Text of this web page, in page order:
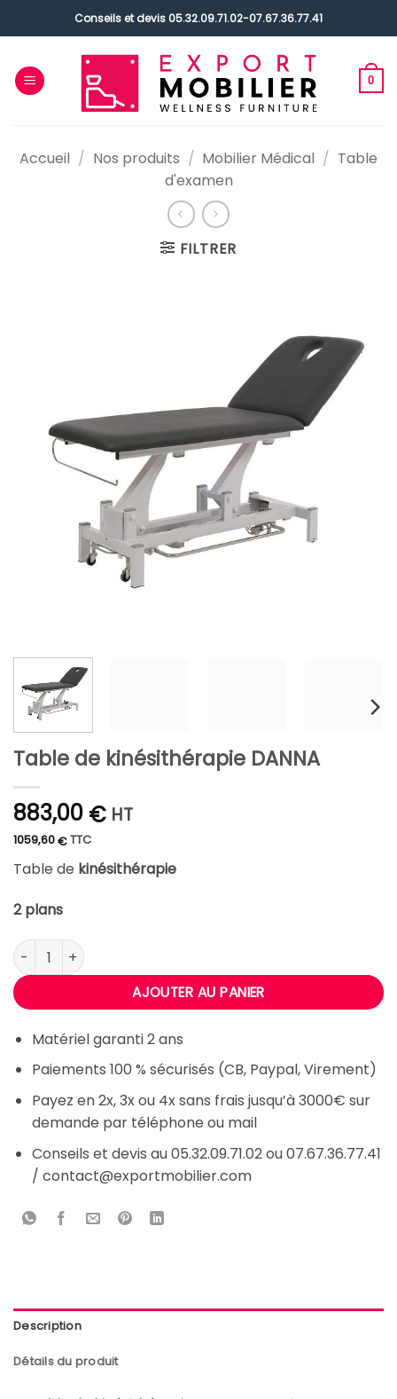
au
Conseils et devis 05.32.09.71.02-07.67.36.77.41
0
Accueil / Nos produits / Mobilier Médical / Table
d'examen
FILTRER
Table de kinésithérapie DANNA
883,00 € HT
1059,60€TTC
Table de kinésithérapie
2 plans
quantité de Table de kinésithérapie DANNA
AJOUTER AU PANIER
Matériel garanti 2 ans
Paiements 100 % sécurisés (CB, Paypal, Virement)
Payez en 2x, 3x ou 4x sans frais jusqu’à 3000€ sur
demande par téléphone ou mail
Conseils et devis au 05.32.09.71.02 ou 07.67.36.77.41
/ contact@exportmobilier.com
Description
Détails du produit